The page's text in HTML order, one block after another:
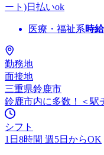
ート)日払いok
医療・福祉系時給
勤務地
面接地
三重県鈴鹿市
鈴鹿市内に多数！＜駅
シフト
1日8時間 週5日からOK